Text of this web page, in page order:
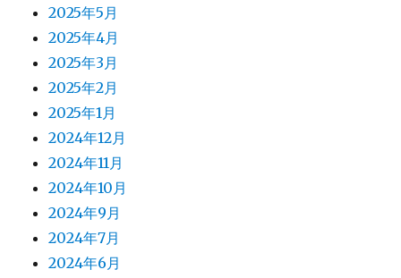
2025年5月
2025年4月
2025年3月
2025年2月
2025年1月
2024年12月
2024年11月
2024年10月
2024年9月
2024年7月
2024年6月